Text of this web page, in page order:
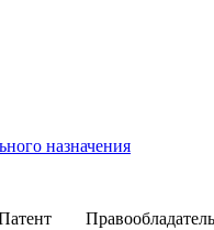
назначения
Правообладатель